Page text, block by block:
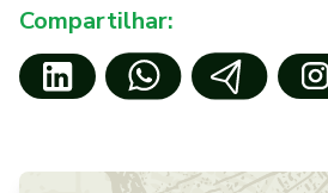
Compartilhar: